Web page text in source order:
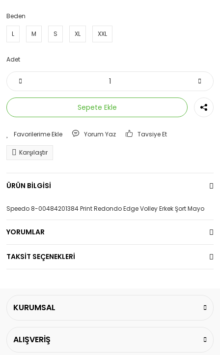
Beden
L M S XL XXL
Adet
Sepete Ekle
Yorum Yaz Tavsiye Et
Karşılaştır
ÜRÜN BİLGİSİ
Speedo 8-00484201384 Print Redondo Edge Volley Erkek Şort Mayo
YORUMLAR
TAKSİT SEÇENEKLERİ
KURUMSAL
ALIŞVERİŞ